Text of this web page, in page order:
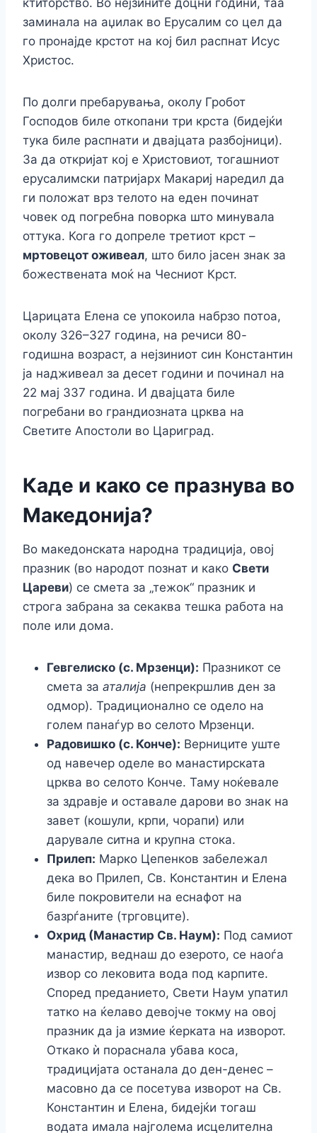
ктиторство. Во нејзините доцни години, таа
заминала на аџилак во Ерусалим со цел да
го пронајде крстот на кој бил распнат Исус
Христос.
По долги пребарувања, околу Гробот
Господов биле откопани три крста (бидејќи
тука биле распнати и двајцата разбојници).
За да откријат кој е Христовиот, тогашниот
ерусалимски патријарх Макариј наредил да
ги положат врз телото на еден починат
човек од погребна поворка што минувала
оттука. Кога го допреле третиот крст –
мртовецот оживеал, што било јасен знак за
божествената моќ на Чесниот Крст.
Царицата Елена се упокоила набрзо потоа,
околу 326–327 година, на речиси 80-
годишна возраст, а нејзиниот син Константин
ја надживеал за десет години и починал на
22 мај 337 година. И двајцата биле
погребани во грандиозната црква на
Светите Апостоли во Цариград.
Каде и како се празнува во
Македонија?
Во македонската народна традиција, овој
празник (во народот познат и како Свети
Цареви) се смета за „тежок“ празник и
строга забрана за секаква тешка работа на
поле или дома.
Гевгелиско (с. Мрзенци): Празникот се
смета за аталија (непрекршлив ден за
одмор). Традиционално се одело на
голем панаѓур во селото Мрзенци.
Радовишко (с. Конче): Верниците уште
од навечер оделе во манастирската
црква во селото Конче. Таму ноќевале
за здравје и оставале дарови во знак на
завет (кошули, крпи, чорапи) или
дарувале ситна и крупна стока.
Прилеп: Марко Цепенков забележал
дека во Прилеп, Св. Константин и Елена
биле покровители на еснафот на
базрѓаните (трговците).
Охрид (Манастир Св. Наум): Под самиот
манастир, веднаш до езерото, се наоѓа
извор со лековита вода под карпите.
Според преданието, Свети Наум упатил
татко на ќелаво девојче токму на овој
празник да ја измие ќерката на изворот.
Откако ѝ пораснала убава коса,
традицијата останала до ден-денес –
масовно да се посетува изворот на Св.
Константин и Елена, бидејќи тогаш
водата имала најголема исцелителна